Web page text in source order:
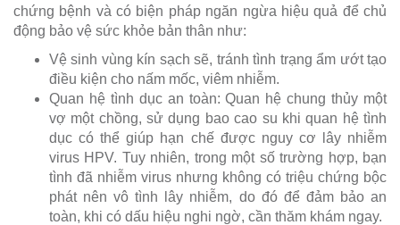
chứng bệnh và có biện pháp ngăn ngừa hiệu quả để chủ
động bảo vệ sức khỏe bản thân như:
Vệ sinh vùng kín sạch sẽ, tránh tình trạng ẩm ướt tạo
điều kiện cho nấm mốc, viêm nhiễm.
Quan hệ tình dục an toàn: Quan hệ chung thủy một
vợ một chồng, sử dụng bao cao su khi quan hệ tình
dục có thể giúp hạn chế được nguy cơ lây nhiễm
virus HPV. Tuy nhiên, trong một số trường hợp, bạn
tình đã nhiễm virus nhưng không có triệu chứng bộc
phát nên vô tình lây nhiễm, do đó để đảm bảo an
toàn, khi có dấu hiệu nghi ngờ, cần thăm khám ngay.